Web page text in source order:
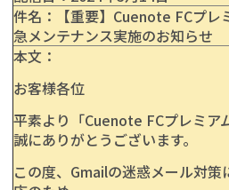
件名：【重要】Cuenote FCプ
急メンテナンス実施のお知らせ
本文：
お客様各位
平素より「Cuenote FCプレミア
誠にありがとうございます。
この度、Gmailの迷惑メール対